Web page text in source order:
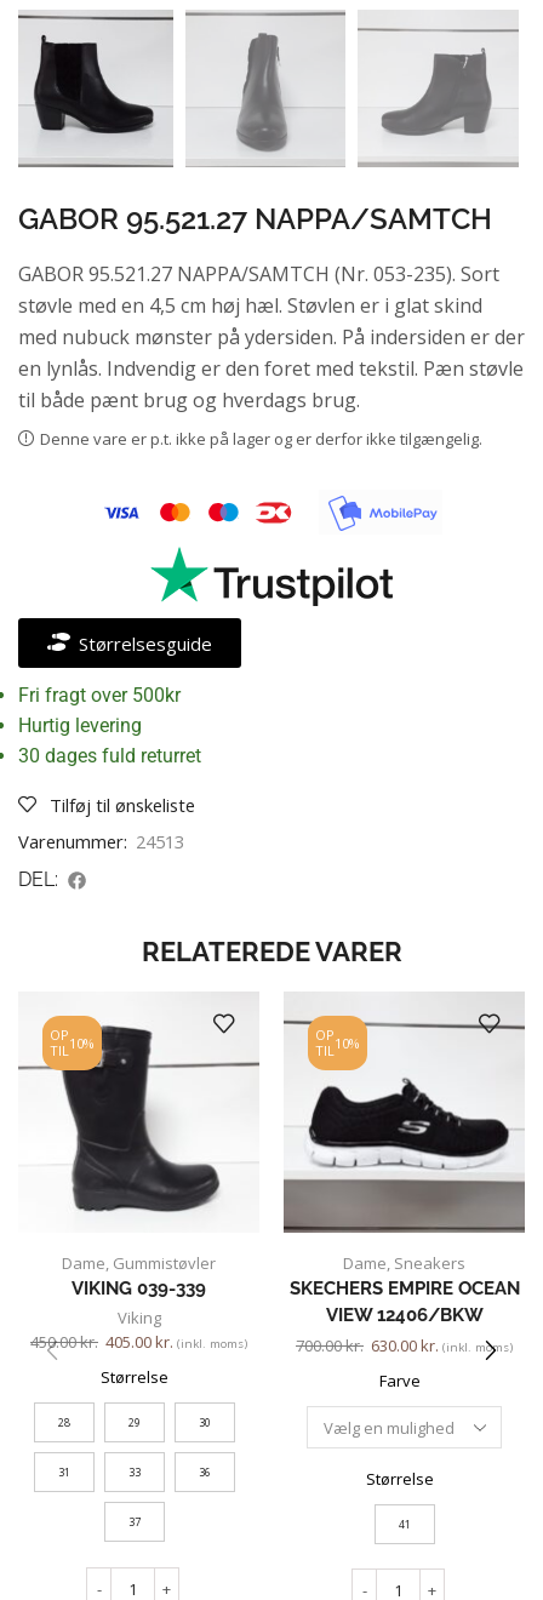
GABOR 95.521.27 NAPPA/SAMTCH
GABOR 95.521.27 NAPPA/SAMTCH (Nr. 053-235). Sort
støvle med en 4,5 cm høj hæl. Støvlen er i glat skind
med nubuck mønster på ydersiden. På indersiden er der
en lynlås. Indvendig er den foret med tekstil. Pæn støvle
til både pænt brug og hverdags brug.
Denne vare er p.t. ikke på lager og er derfor ikke tilgængelig.
Størrelsesguide
Fri fragt over 500kr
Hurtig levering
30 dages fuld returret
Tilføj til ønskeliste
Varenummer: 24513
DEL:
RELATEREDE VARER
OP
TIL10%
Dame, Gummistøvler
VIKING 039-339
Viking
450.00kr. 405.00kr. (inkl. moms)
Størrelse
28 29 30
31 33 36
37
- +
OP
TIL10%
Dame, Sneakers
SKECHERS EMPIRE OCEAN
VIEW 12406/BKW
700.00kr. 630.00kr. (inkl. moms)
Farve
Størrelse
41
- +